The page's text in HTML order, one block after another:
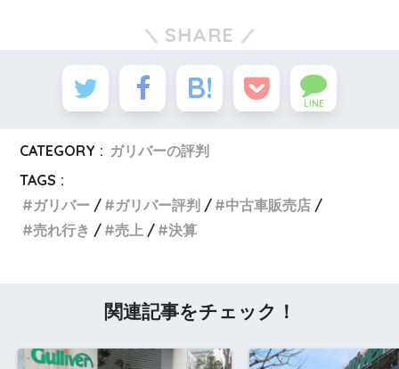
SHARE
LINE
CATEGORY : ガリバーの評判
TAGS :
ガリバー
ガリバー評判
中古車販売店
売れ行き
売上 決算
関連記事をチェック！